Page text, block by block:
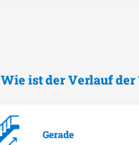
Wie ist der Verlauf der
Gerade